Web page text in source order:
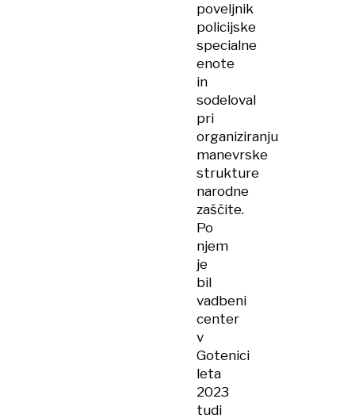
poveljnik
policijske
specialne
enote
in
sodeloval
pri
organiziranju
manevrske
strukture
narodne
zaščite.
Po
njem
je
bil
vadbeni
center
v
Gotenici
leta
2023
tudi